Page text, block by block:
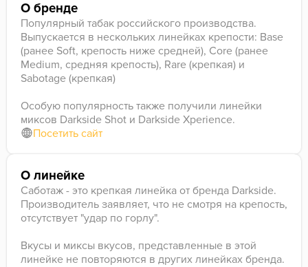
О бренде
Популярный табак российского производства.
Выпускается в нескольких линейках крепости: Base
(ранее Soft, крепость ниже средней), Core (ранее
Medium, средняя крепость), Rare (крепкая) и
Sabotage (крепкая)
Особую популярность также получили линейки
миксов Darkside Shot и Darkside Xperience.
Посетить сайт
О линейке
Саботаж - это крепкая линейка от бренда Darkside.
Производитель заявляет, что не смотря на крепость,
отсутствует "удар по горлу".
Вкусы и миксы вкусов, представленные в этой
линейке не повторяются в других линейках бренда.